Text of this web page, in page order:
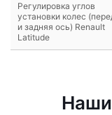
Регулировка углов
установки колес
и задняя ось) Renault
Latitude